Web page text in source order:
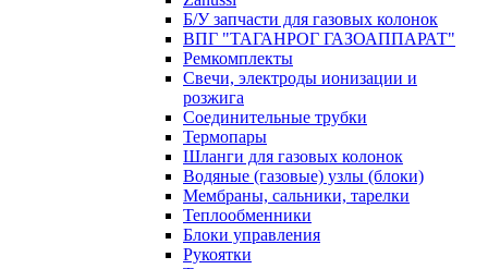
Б/У запчасти для газовых колонок
ВПГ "ТАГАНРОГ ГАЗОАППАРАТ"
Ремкомплекты
Свечи, электроды ионизации и
розжига
Соединительные трубки
Термопары
Шланги для газовых колонок
Водяные (газовые) узлы (блоки)
Мембраны, сальники, тарелки
Теплообменники
Блоки управления
Рукоятки